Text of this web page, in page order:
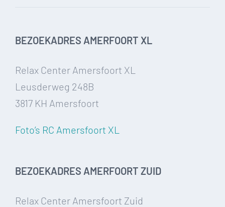
BEZOEKADRES AMERFOORT XL
Relax Center Amersfoort XL
Leusderweg 248B
3817 KH Amersfoort
Foto’s RC Amersfoort XL
BEZOEKADRES AMERFOORT ZUID
Relax Center Amersfoort Zuid